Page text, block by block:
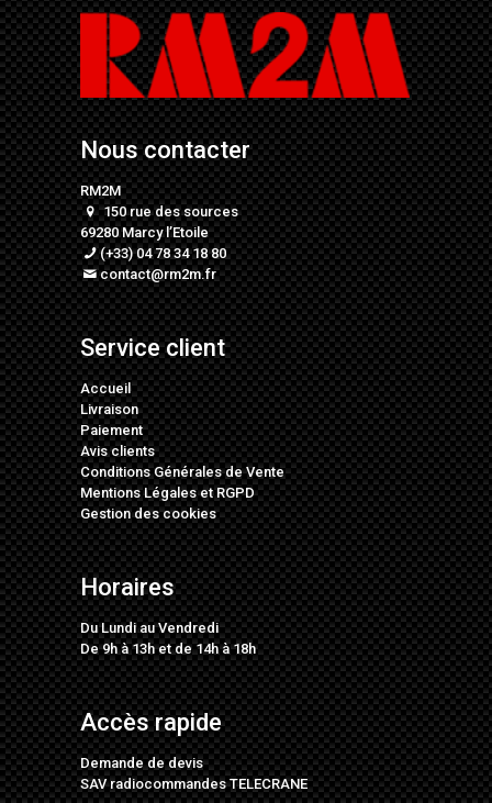
Nous contacter
RM2M
150 rue des sources
69280 Marcy l’Etoile
(+33) 04 78 34 18 80
contact@rm2m.fr
Service client
Accueil
Livraison
Paiement
Avis clients
Conditions Générales de Vente
Mentions LégalesetRGPD
Gestion des cookies
Horaires
Du Lundi au Vendredi
De 9h à 13h et de 14h à 18h
Accès rapide
Demande de devis
SAV radiocommandes TELECRANE